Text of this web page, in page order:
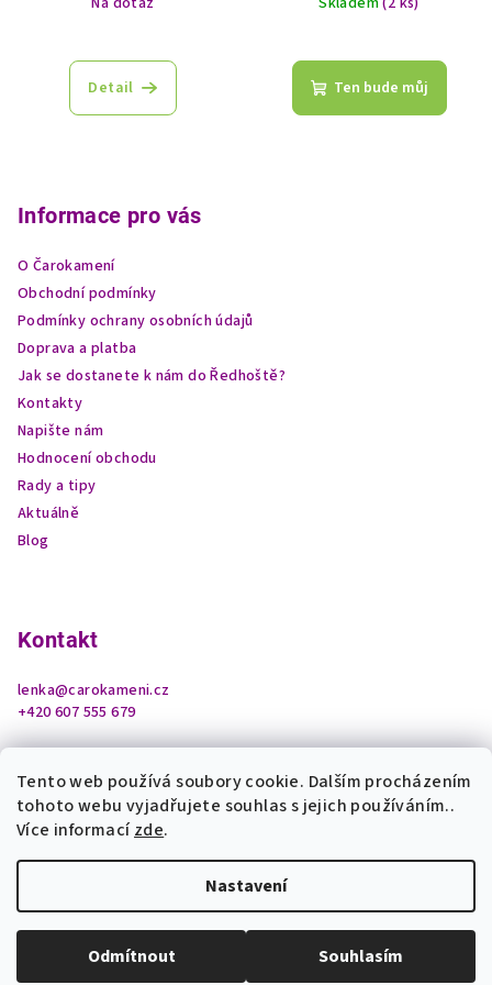
Tento web používá soubory cookie. Dalším procházením
tohoto webu vyjadřujete souhlas s jejich používáním..
Více informacízde.
Nastavení
Odmítnout Souhlasím
Detail Ten bude můj
Informace pro vás
O Čarokamení
Obchodní podmínky
Podmínky ochrany osobních údajů
Doprava a platba
Jak se dostanete k nám do Ředhoště?
Kontakty
Napište nám
Hodnocení obchodu
Rady a tipy
Aktuálně
Blog
Kontakt
lenka@carokameni.cz
+420 607 555 679
Upravit nastavení cookies